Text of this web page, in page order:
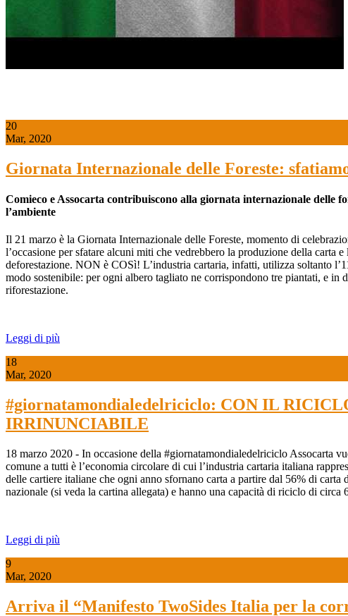
20
Mar, 2020
Giornata Internazionale delle Foreste:
Comieco e Assocarta contribuiscono alla giornata internazionale delle
l’ambiente
Il 21 marzo è la Giornata Internazionale delle Foreste, momento di
l’occasione per sfatare alcuni miti che vedrebbero la produzione della
deforestazione. NON è COSì! L’industria cartaria, infatti, utilizza soltanto
modo sostenibile: per ogni albero tagliato ne corrispondono tre piantati, e in
riforestazione.
Leggi di più
18
Mar, 2020
#giornatamondialedelriciclo: CON IL
IRRINUNCIABILE
18 marzo 2020 - In occasione della #giornatamondialedelriciclo Assocarta
comune a tutti è l’economia circolare di cui l’industria cartaria italiana
delle cartiere italiane che ogni anno sfornano carta a partire dal 56% di
nazionale (si veda la cartina allegata) e hanno una capacità di riciclo di circa
Leggi di più
9
Mar, 2020
Arriva il “Manifesto TwoSides Italia per la